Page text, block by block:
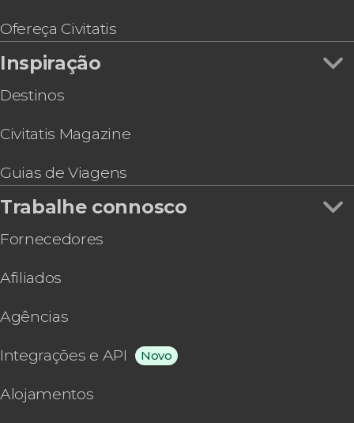
Castelo Blackness
Tour por Dean Village + Galeria Escocesa de
Arte Moderna
Ofereça Civitatis
Inspiração
Destinos
Civitatis Magazine
Guias de Viagens
Trabalhe connosco
Fornecedores
Afiliados
Agências
Integrações e API Novo
Alojamentos